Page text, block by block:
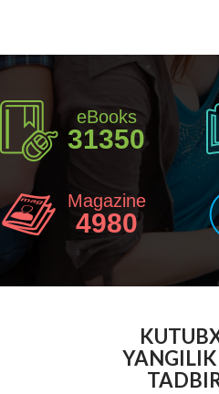
eBooks
31350
Magazine
4980